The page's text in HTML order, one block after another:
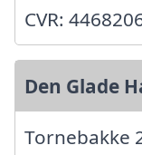
CVR:
Den Glade
Tornebakke